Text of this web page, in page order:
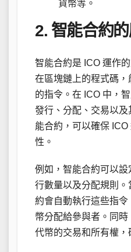
貨幣等。
2. 智能合約的
智能合約是 ICO 運作
在區塊鏈上的程式碼
的指令。在 ICO 中，
發行、分配、交易以
能合約，可以確保
性。
例如，智能合約可以
行數量以及分配規則
約會自動執行這些指
幣分配給參與者。同
代幣的交易和所有權，